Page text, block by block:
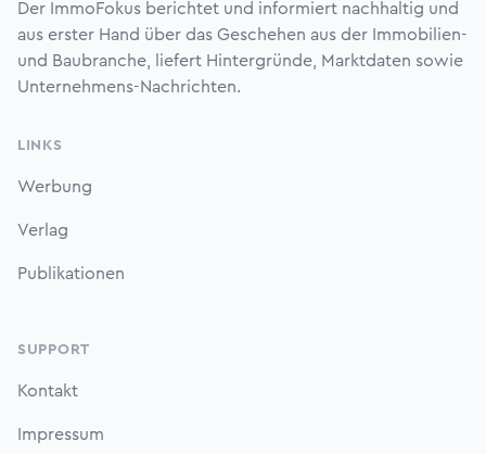
Der ImmoFokus berichtet und informiert nachhaltig und
aus erster Hand über das Geschehen aus der Immobilien-
und Baubranche, liefert Hintergründe, Marktdaten sowie
Unternehmens-Nachrichten.
LINKS
Werbung
Verlag
Publikationen
SUPPORT
Kontakt
Impressum